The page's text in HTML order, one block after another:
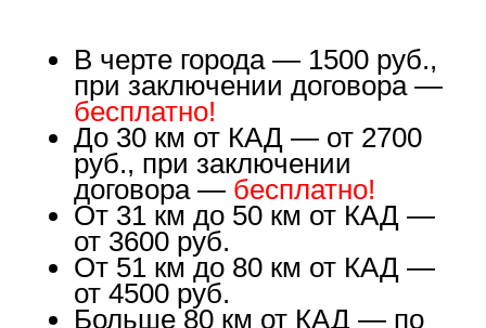
В черте города — 1500 руб.,
при заключении договора —
бесплатно!
До 30 км от КАД — от 2700
руб., при заключении
договора — бесплатно!
От 31 км до 50 км от КАД —
от 3600 руб.
От 51 км до 80 км от КАД —
от 4500 руб.
Больше 80 км от КАД — по